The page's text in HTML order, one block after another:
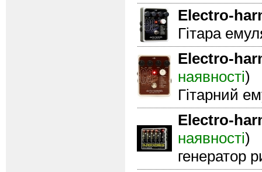
Electro-
Гітара
Electro-
наявності)
Гітарний
Electro-
наявності)
генератор